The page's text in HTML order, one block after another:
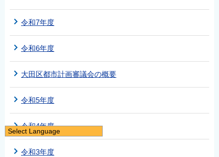
令和7年度
令和6年度
大田区都市計画審議会の概要
令和5年度
令和4年度
令和3年度
Select Language